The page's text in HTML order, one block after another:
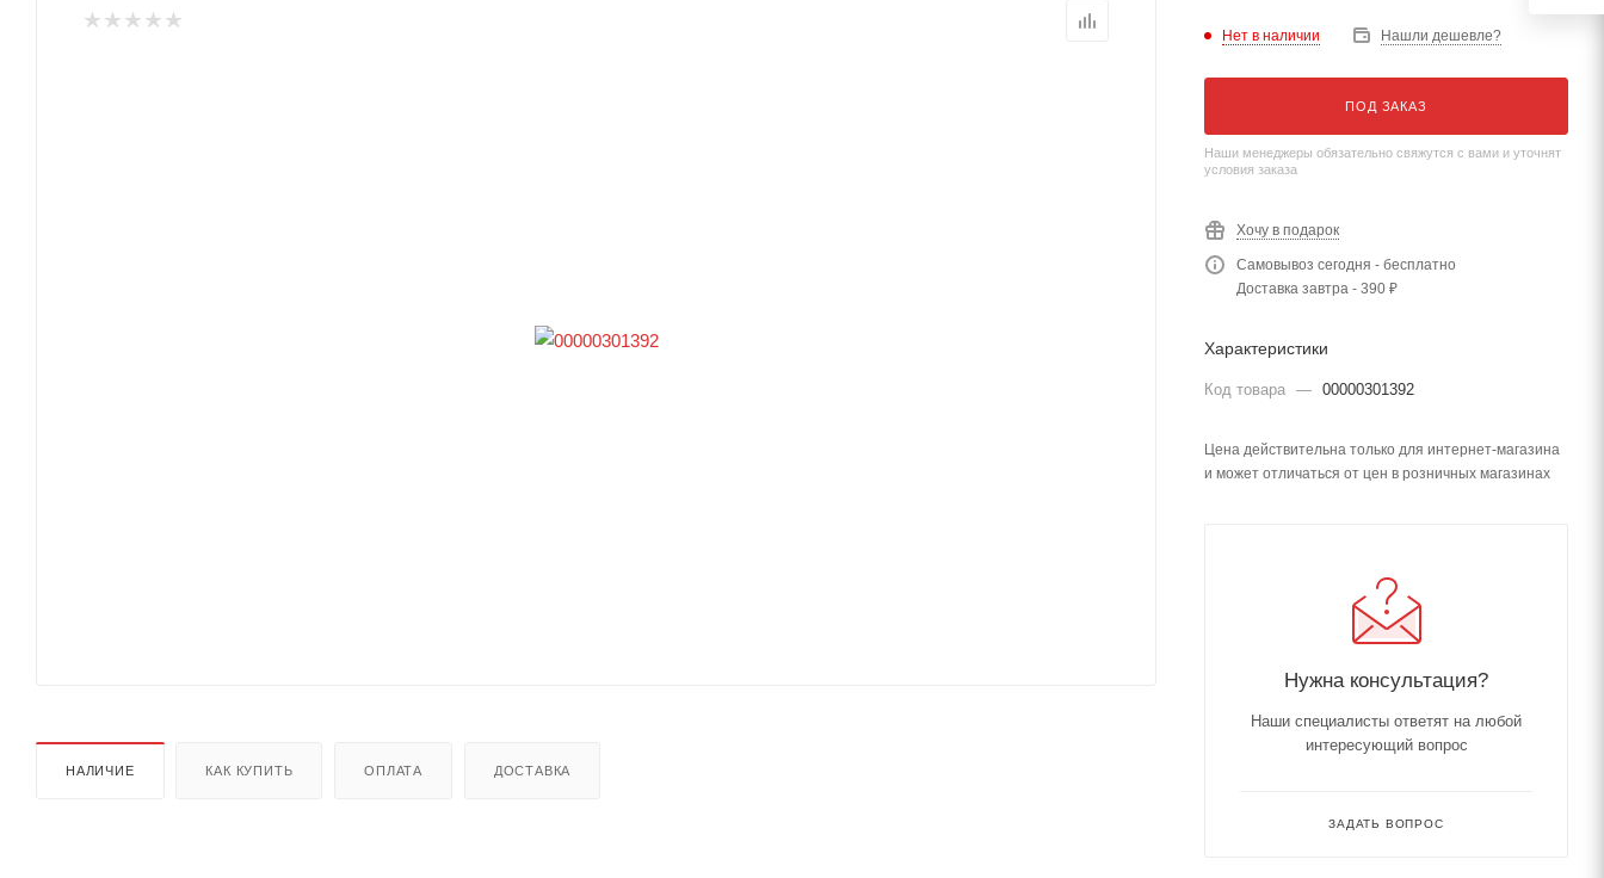
НАЛИЧИЕ КАК КУПИТЬ ОПЛАТА ДОСТАВКА
Нет в наличии Нашли дешевле?
ПОД ЗАКАЗ
Наши менеджеры обязательно свяжутся с вами и уточнят
условия заказа
Хочу в подарок
Самовывоз сегодня - бесплатно
Доставка завтра - 390 ₽
Характеристики
Код товара — 00000301392
Цена действительна только для интернет-магазина
и может отличаться от цен в розничных магазинах
Нужна консультация?
Наши специалисты ответят на любой
интересующий вопрос
ЗАДАТЬ ВОПРОС